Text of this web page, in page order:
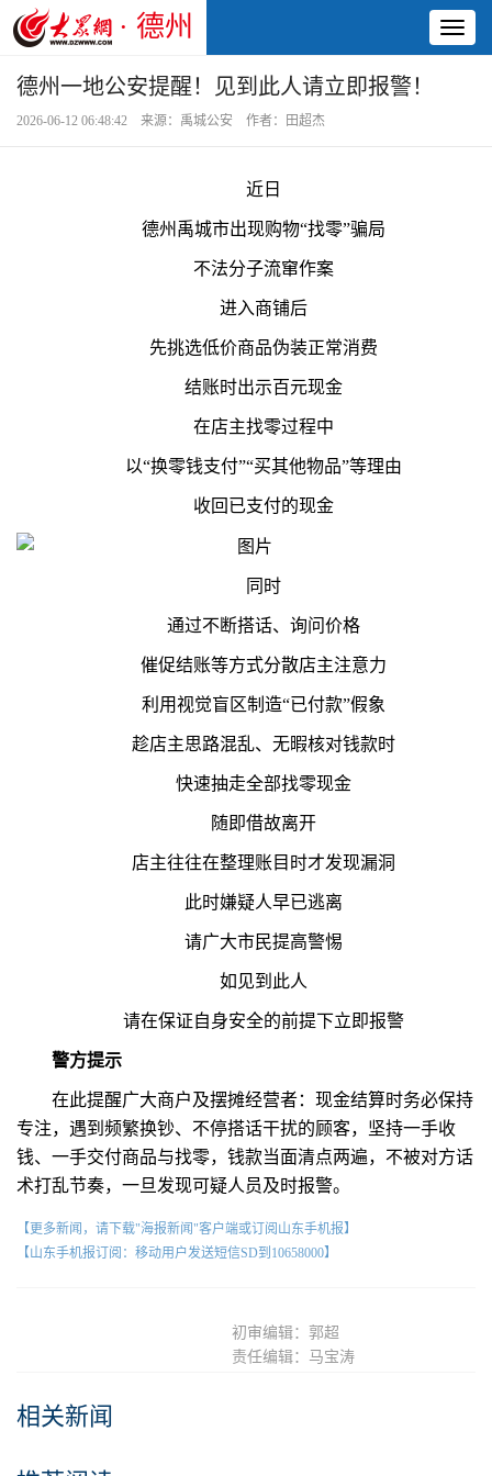
· 德州
德州一地公安提醒！见到此人请立即报警！
2026-06-12 06:48:42 来源：禹城公安 作者：田超杰
近日
德州禹城市出现购物“找零”骗局
不法分子流窜作案
进入商铺后
先挑选低价商品伪装正常消费
结账时出示百元现金
在店主找零过程中
以“换零钱支付”“买其他物品”等理由
收回已支付的现金
同时
通过不断搭话、询问价格
催促结账等方式分散店主注意力
利用视觉盲区制造“已付款”假象
趁店主思路混乱、无暇核对钱款时
快速抽走全部找零现金
随即借故离开
店主往往在整理账目时才发现漏洞
此时嫌疑人早已逃离
请广大市民提高警惕
如见到此人
请在保证自身安全的前提下立即报警
警方提示
在此提醒广大商户及摆摊经营者：现金结算时务必保持
专注，遇到频繁换钞、不停搭话干扰的顾客，坚持一手收
钱、一手交付商品与找零，钱款当面清点两遍，不被对方话
术打乱节奏，一旦发现可疑人员及时报警。
【更多新闻，请下载"海报新闻"客户端或订阅山东手机报】
【山东手机报订阅：移动用户发送短信SD到10658000】
初审编辑：郭超
责任编辑：马宝涛
相关新闻